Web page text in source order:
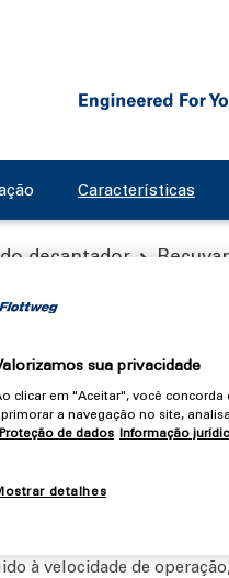
Características
decantador
da
Recuvane®
à velocidade de
sua privacidade
clicar em "Aceitar", você
a navegação no site,
Proteção de dados Informação
detalhes